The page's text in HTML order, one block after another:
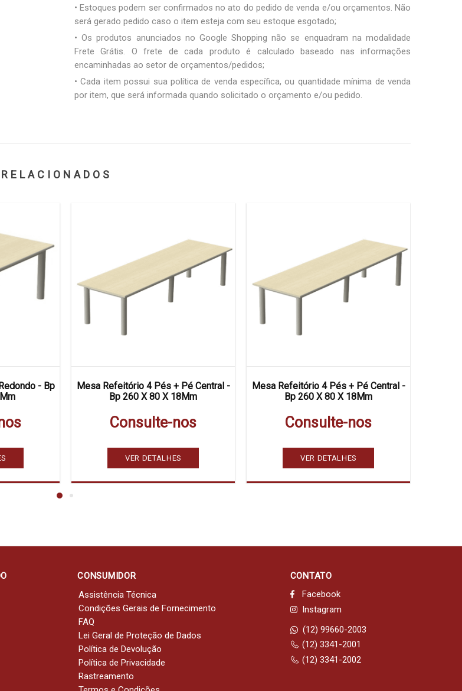
• Estoques podem ser confirmados no ato do pedido de venda e/ou orçamentos. Não
será gerado pedido caso o item esteja com seu estoque esgotado;
• Os produtos anunciados no Google Shopping não se enquadram na modalidade
Frete Grátis. O frete de cada produto é calculado baseado nas informações
encaminhadas ao setor de orçamentos/pedidos;
• Cada item possui sua política de venda específica, ou quantidade mínima de venda
por item, que será informada quando solicitado o orçamento e/ou pedido.
RELACIONADOS
- Bp
Mesa Refeitório 4 Pés + Pé Central -
Bp 260 X 80 X 18Mm
Consulte-nos
VER DETALHES
Mesa Refeitório 4 Pés + Pé Central -
Bp 260 X 80 X 18Mm
Consulte-nos
VER DETALHES
CONSUMIDOR
Assistência Técnica
Condições Gerais de Fornecimento
FAQ
Lei Geral de Proteção de Dados
Política de Devolução
Política de Privacidade
Rastreamento
CONTATO
Facebook
Instagram
(12) 99660-2003
(12) 3341-2001
(12) 3341-2002